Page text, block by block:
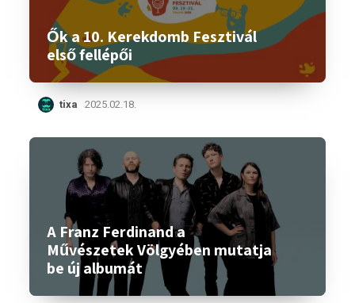
Ők a 10. Kerekdomb Fesztivál
első fellépői
tixa 2025.02.18.
A Franz Ferdinand a
Művészetek Völgyében mutatja
be új albumát